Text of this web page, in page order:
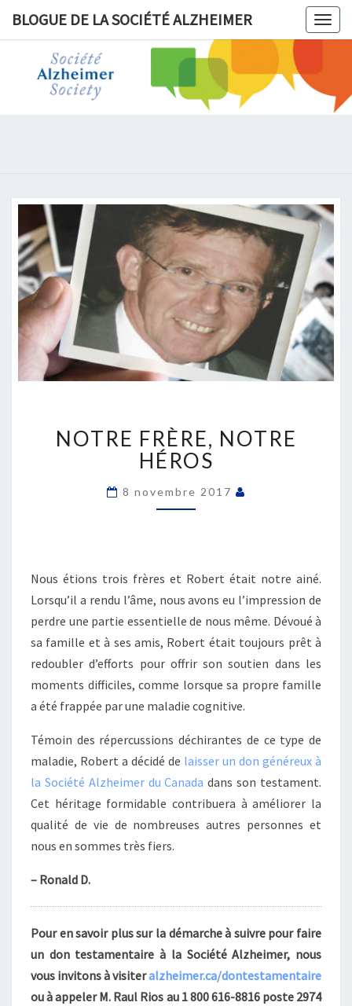
BLOGUE DE LA SOCIÉTÉ ALZHEIMER
BLOGUE
FRÈRE,
NOTRE
HÉROS
NOTRE FRÈRE, NOTRE
HÉROS
8 novembre 2017
Nous étions trois frères et Robert était notre ainé.
Lorsqu’il a rendu l’âme, nous avons eu l’impression de
perdre une partie essentielle de nous même. Dévoué à
sa famille et à ses amis, Robert était toujours prêt à
redoubler d’efforts pour offrir son soutien dans les
moments difficiles, comme lorsque sa propre famille
a été frappée par une maladie cognitive.
Témoin des répercussions déchirantes de ce type de
maladie, Robert a décidé de laisser un don généreux à
la Société Alzheimer du Canada dans son testament.
Cet héritage formidable contribuera à améliorer la
qualité de vie de nombreuses autres personnes et
nous en sommes très fiers.
– Ronald D.
Pour en savoir plus sur la démarche à suivre pour faire
un don testamentaire à la Société Alzheimer, nous
vous invitons à visiteralzheimer.ca/dontestamentaire
ou à appeler M. Raul Rios au 1 800 616-8816 poste 2974